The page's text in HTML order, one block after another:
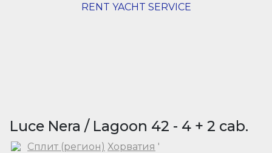
RENT YACHT SERVICE
Luce Nera / Lagoon 42 - 4 + 2 cab.
Сплит (регион) Хорватия '